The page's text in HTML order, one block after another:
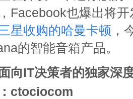
Facebook也爆出将
星收购的哈曼卡顿 ，
的智能音箱产品。
向IT决策者的独家深
ctociocom